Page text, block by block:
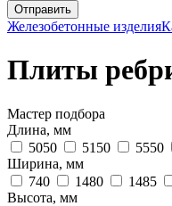
Железобетонные изделия
Плиты
Мастер подбора
Длина, мм
5050
5150 5550
Ширина, мм
740
1480 1485
Высота, мм